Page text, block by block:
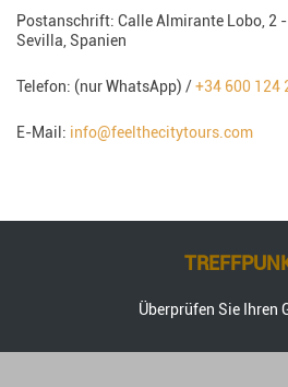
Postanschrift: Calle Almirante Lobo, 2
Sevilla, Spanien
Telefon: (nur WhatsApp) /+34 600 124
E-Mail: info@feelthecitytours.com
Überprüfen Sie Ihren